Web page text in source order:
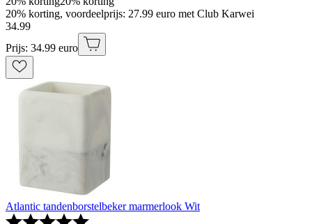
20% korting, voordeelprijs: 27.99 euro met Club Karwei
34.99
Prijs: 34.99 euro
Atlantic tandenborstelbeker marmerlook Wit